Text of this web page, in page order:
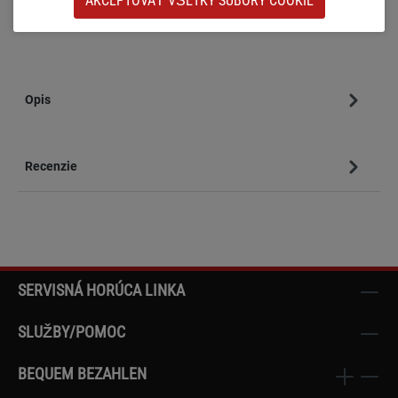
Číslo produktu:SW24833.2
Opis
Recenzie
SERVISNÁ HORÚCA LINKA
SLUŽBY/POMOC
BEQUEM BEZAHLEN